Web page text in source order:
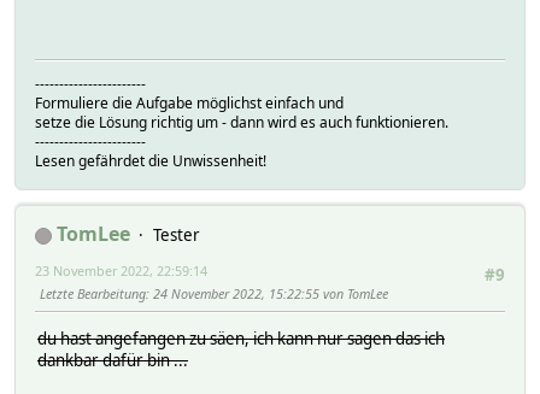
-----------------------
Formuliere die Aufgabe möglichst einfach und
setze die Lösung richtig um - dann wird es auch funktionieren.
-----------------------
Lesen gefährdet die Unwissenheit!
TomLee
Tester
#9
23 November 2022, 22:59:14
Letzte Bearbeitung: 24 November 2022, 15:22:55 von TomLee
du hast angefangen zu säen, ich kann nur sagen das ich
dankbar dafür bin ...